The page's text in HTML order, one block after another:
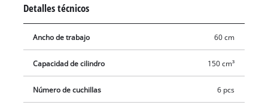
función de parada de la cuchilla de la azada: tan pronto como
las cuchillas. Los discos limitadores laterales garantizan un
guiado preciso. Para cambios de ubicación fáciles de usar y
sin esfuerzo, hay una rueda guía giratoria. La adaptación
óptima de la azada a usuarios de todos los tamaños es posible
gracias a las empuñaduras ergonómicas y regulables en
Detalles técnicos
Ancho de trabajo 60 cm
Capacidad de cilindro 150 cm³
Número de cuchillas 6 pcs